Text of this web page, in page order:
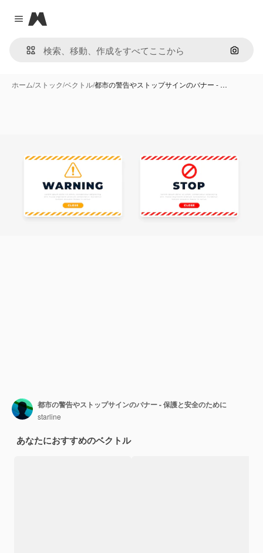
Close menu
Magnific
画像で
ホーム/ストック/ベクトル/都市の警告やストップサインのバナー - …
都市の警告やストップサインのバナー - 保護と安全のために
starline
あなたにおすすめのベクトル